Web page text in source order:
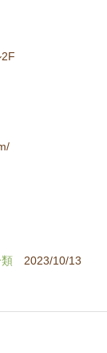
2023/10/13